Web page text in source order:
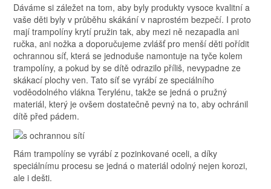
Dáváme si záležet na tom, aby byly produkty vysoce kvalitní a
vaše děti byly v průběhu skákání v naprostém bezpečí. I proto
mají trampolíny krytí pružin tak, aby mezi ně nezapadla ani
ručka, ani nožka a doporučujeme zvlášť pro menší děti pořídit
ochrannou síť, která se jednoduše namontuje na tyče kolem
trampolíny, a pokud by se dítě odrazilo příliš, nevypadne ze
skákací plochy ven. Tato síť se vyrábí ze speciálního
voděodolného vlákna Terylénu, takže se jedná o pružný
materiál, který je ovšem dostatečně pevný na to, aby ochránil
dítě před pádem.
Rám trampolíny se vyrábí z pozinkované oceli, a díky
speciálnímu procesu se jedná o materiál odolný nejen korozi,
ale i dešti.